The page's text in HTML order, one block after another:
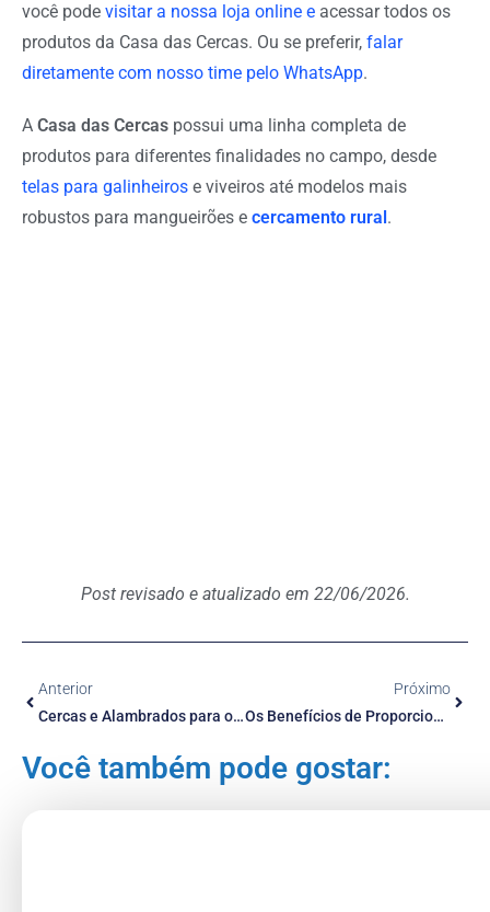
você pode visitar a nossa loja online e acessar todos os
produtos da Casa das Cercas. Ou se preferir, falar
diretamente com nosso time pelo WhatsApp.
A Casa das Cercas possui uma linha completa de
produtos para diferentes finalidades no campo, desde
telas para galinheiros e viveiros até modelos mais
robustos para mangueirões e cercamento rural .
Post revisado e atualizado em 22/06/2026.
Anterior
Cercas e Alambrados para o Bem-Estar Animal
Próximo
Os Benefícios de Proporcionar um Espaço Livre para seus Animais: A Importância das Telas Campeiras e dos Portões Gradil
Você também pode gostar: